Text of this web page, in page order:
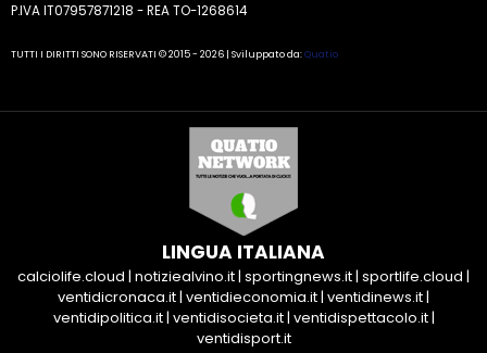
P.IVA IT07957871218 - REA TO-1268614
TUTTI I DIRITTI SONO RISERVATI © 2015 - 2026 | Sviluppato da:Quatio
LINGUA ITALIANA
calciolife.cloud | notiziealvino.it| sportingnews.it| sportlife.cloud |
ventidicronaca.it| ventidieconomia.it| ventidinews.it|
ventidipolitica.it| ventidisocieta.it| ventidispettacolo.it|
ventidisport.it